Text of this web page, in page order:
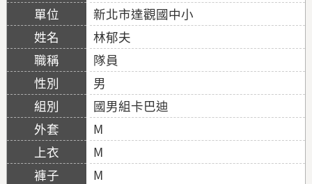
新北市達觀國中小
林郁夫
隊員
男
國男組卡巴迪
M
M
M